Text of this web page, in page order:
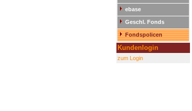
ebase
Geschl. Fonds
Fondspolicen
Kundenlogin
zum Login